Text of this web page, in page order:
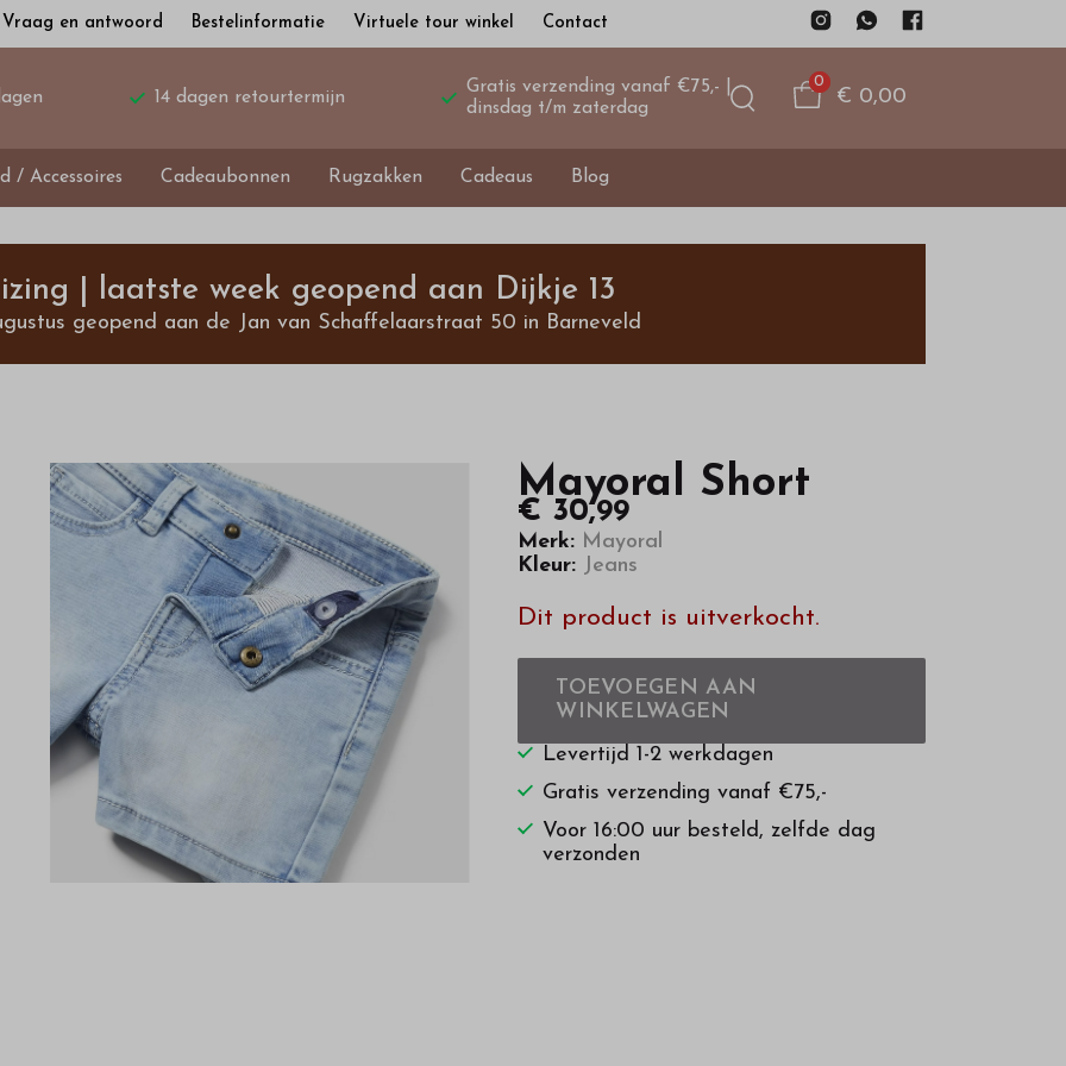
Vraag en antwoord Bestelinformatie Virtuele tour winkel Contact
14 dagen retourtermijn
Gratis verzending vanaf €75,- |
dinsdag t/m zaterdag
0
€ 0,00
/ Accessoires Cadeaubonnen Rugzakken Cadeaus Blog
| laatste week geopend aan Dijkje 13
geopend aan de Jan van Schaffelaarstraat 50 in Barneveld
Mayoral Short
€ 30,99
Merk: Mayoral
Kleur: Jeans
Dit product is uitverkocht.
TOEVOEGEN AAN
WINKELWAGEN
Levertijd 1-2 werkdagen
Gratis verzending vanaf €75,-
Voor 16:00 uur besteld, zelfde dag
verzonden